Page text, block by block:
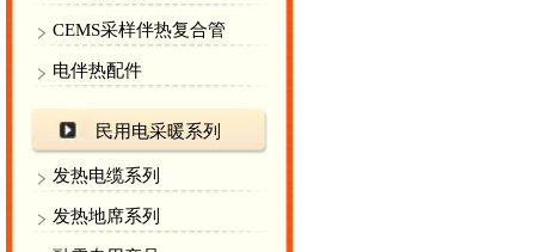
CEMS采样伴热复合管
电伴热配件
民用电采暖系列
发热电缆系列
发热地席系列